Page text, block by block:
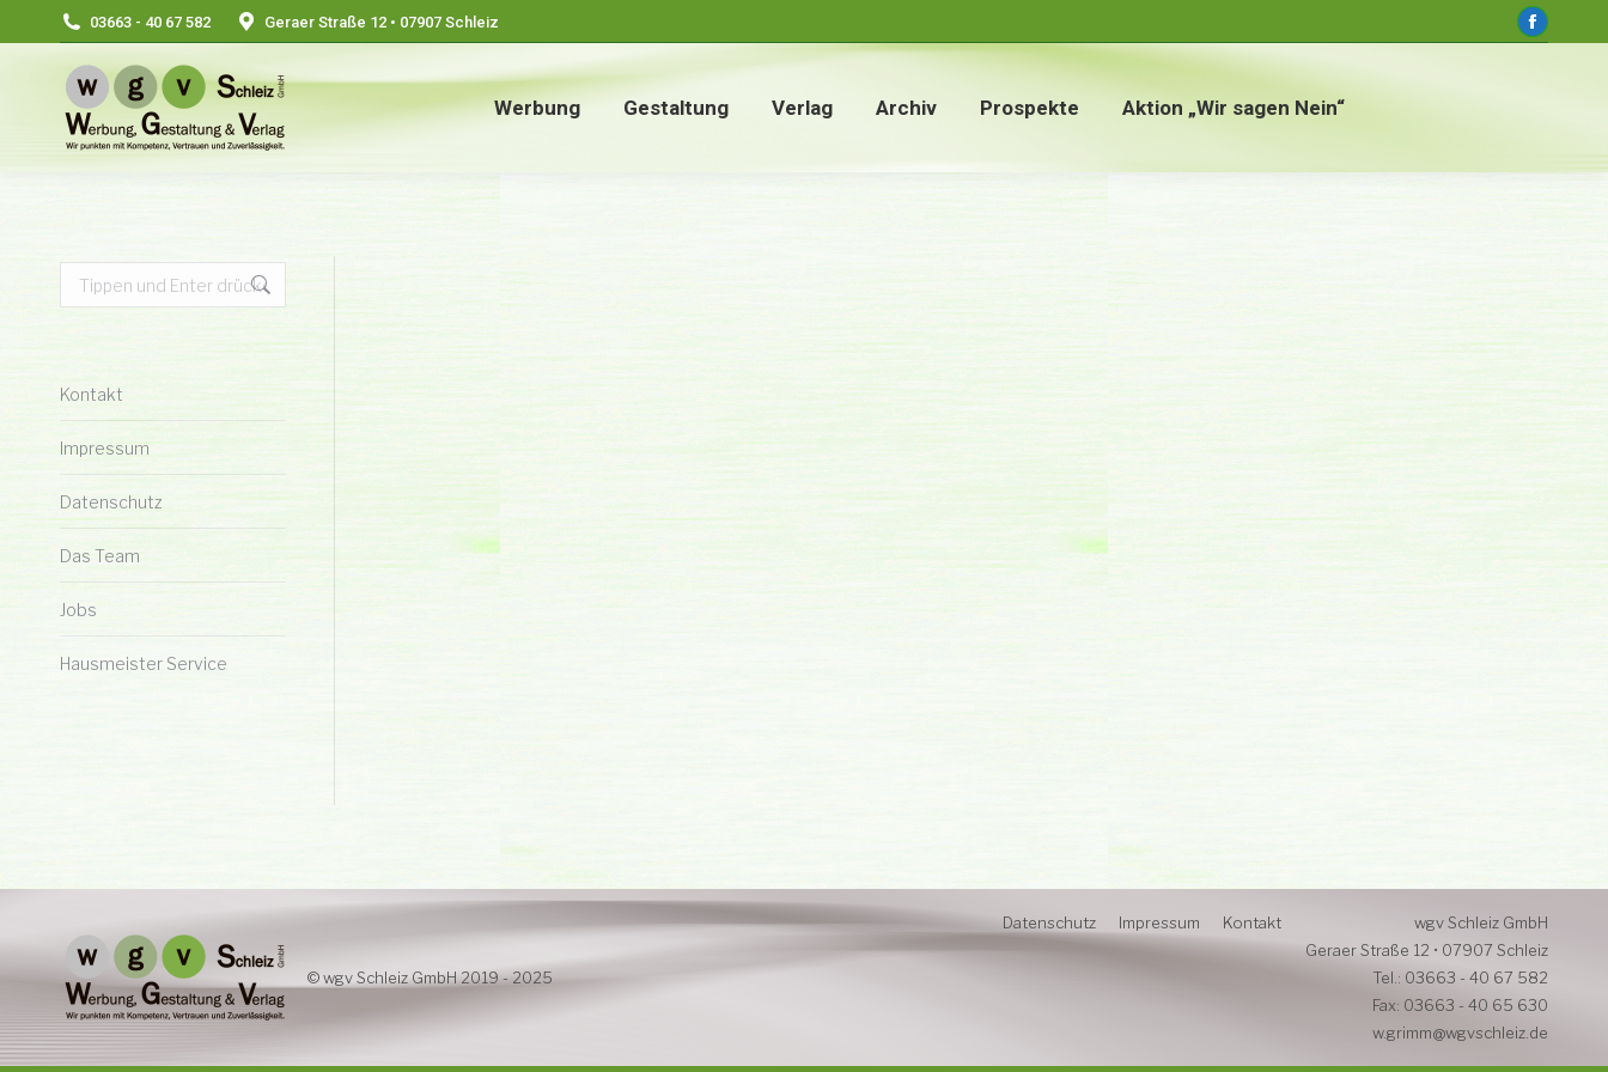
03663 - 40 67 582 Geraer Straße 12 • 07907 Schleiz
Werbung Gestaltung Verlag Archiv Prospekte Aktion „Wir sagen Nein“
Search:
Kontakt
Impressum
Datenschutz
Das Team
Jobs
Hausmeister Service
© wgv Schleiz GmbH 2019 - 2025
Datenschutz Impressum Kontakt
wgv Schleiz GmbH
Geraer Straße 12 • 07907 Schleiz
Tel.: 03663 - 40 67 582
Fax: 03663 - 40 65 630
w.grimm@wgvschleiz.de
window